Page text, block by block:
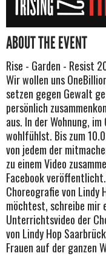
ABOUT THE EVENT
Rise - Garden - Resist
Wir wollen uns
setzen gegen Gewalt
persönlich
aus. In der Wohnung,
wohlfühlst. Bis zum
von jedem der
zu einem Video
Facebook
Choreografie von Lindy
möchtest, schreibe mir
Unterrichtsvideo der
von Lindy Hop
Frauen auf der ganzen